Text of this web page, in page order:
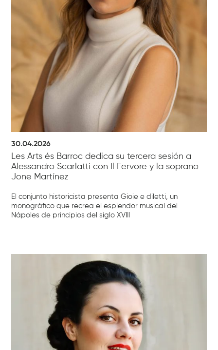
30.04.2026
Les Arts és Barroc dedica su tercera sesión a
Alessandro Scarlatti con Il Fervore y la soprano
Jone Martínez
El conjunto historicista presenta Gioie e diletti, un
monográfico que recrea el esplendor musical del
Nápoles de principios del siglo XVIII